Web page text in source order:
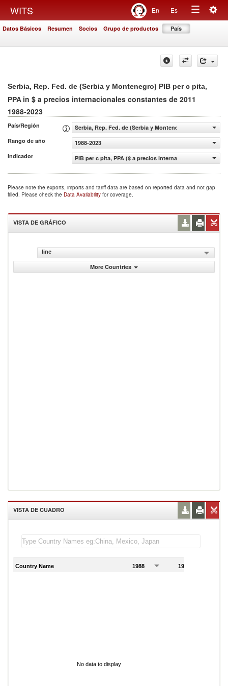
WITS En Es
Toggle
Datos Básicos Resumen Socios Grupo de productos País
Serbia, Rep. Fed. de (Serbia y Montenegro) PIB per c pita,
PPA in $ a precios internacionales constantes de 2011
1988-2023
País/Región
Serbia, Rep. Fed. de (Serbia y Montenegro)
Rango de año
1988-2023
Indicador
PIB per c pita, PPA ($ a precios internacionales
Please note the exports, imports and tariff data are based on reported data and not gap
filled. Please check the Data Availability for coverage.
VISTA DE GRÁFICO
line
More Countries
VISTA DE CUADRO
Country Name 1988 1989
No data to display